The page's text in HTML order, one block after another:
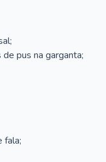
pus na garganta;
fala;